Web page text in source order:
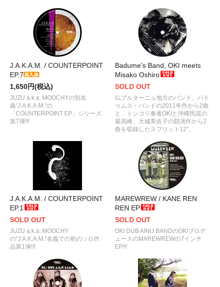
J.A.K.A.M. / COUNTERPOINT
EP.7
1,650円(税込)
JUZU a.k.a. MOOCHYの別名
義“J.A.K.A.M.”の
「COUNTERPOINT EP」シリーズ
第7弾!!!
Badume's Band, OKI meets
Misako Oshiro
SOLD OUT
仏ブルターニュ地方のバンド、バド
ゥムス・バンドの2011年作から2曲
と、トンコリ奏者OKIと沖縄民謡の
最高峰、大城美佐子の競演作から2
曲を収録したスプリット12"。
J.A.K.A.M. / COUNTERPOINT
EP.1
SOLD OUT
JUZU a.k.a. MOOCHY
の“J.A.K.A.M.”名義での初のソロ作
品第1弾!!!
MAREWREW / KANE REN
REN EP
SOLD OUT
OKI DUB AINU BANDのOKIプロデ
ュースのMAREWREWの7インチ
EP!!!